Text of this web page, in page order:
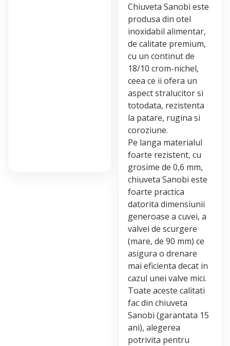
Chiuveta Sanobi este
produsa din otel
inoxidabil alimentar,
de calitate premium,
cu un continut de
18/10 crom-nichel,
ceea ce ii ofera un
aspect stralucitor si
totodata, rezistenta
la patare, rugina si
coroziune.
Pe langa materialul
foarte rezistent, cu
grosime de 0,6 mm,
chiuveta Sanobi este
foarte practica
datorita dimensiunii
generoase a cuvei, a
valvei de scurgere
(mare, de 90 mm) ce
asigura o drenare
mai eficienta decat in
cazul unei valve mici.
Toate aceste calitati
fac din chiuveta
Sanobi (garantata 15
ani), alegerea
potrivita pentru